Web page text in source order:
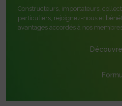
Constructeurs, importateurs,
particuliers, rejoignez-nous et
avantages accordés à nos